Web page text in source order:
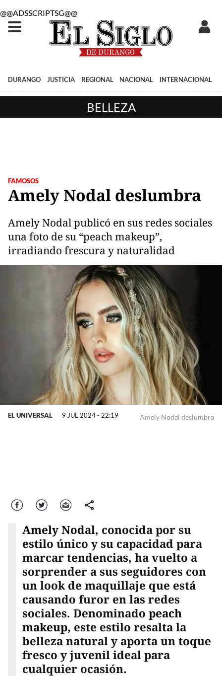
@@ADSSCRIPTSG@@
DURANGO JUSTICIA REGIONAL NACIONAL INTERNACIONAL
BELLEZA
FAMOSOS
Amely Nodal deslumbra
Amely Nodal publicó en sus redes sociales
una foto de su “peach makeup”,
irradiando frescura y naturalidad
Amely Nodal deslumbra
EL UNIVERSAL 9 JUL 2024 - 22:19
Facebook Twitter Correo comparte
Amely Nodal, conocida por su
estilo único y su capacidad para
marcar tendencias, ha vuelto a
sorprender a sus seguidores con
un look de maquillaje que está
causando furor en las redes
sociales. Denominado peach
makeup, este estilo resalta la
belleza natural y aporta un toque
fresco y juvenil ideal para
cualquier ocasión.